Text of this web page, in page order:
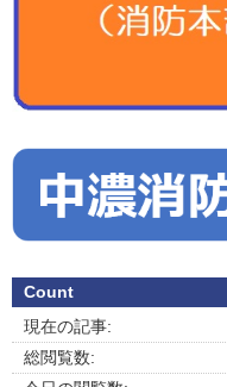
Count
現在の記事:
総閲覧数: